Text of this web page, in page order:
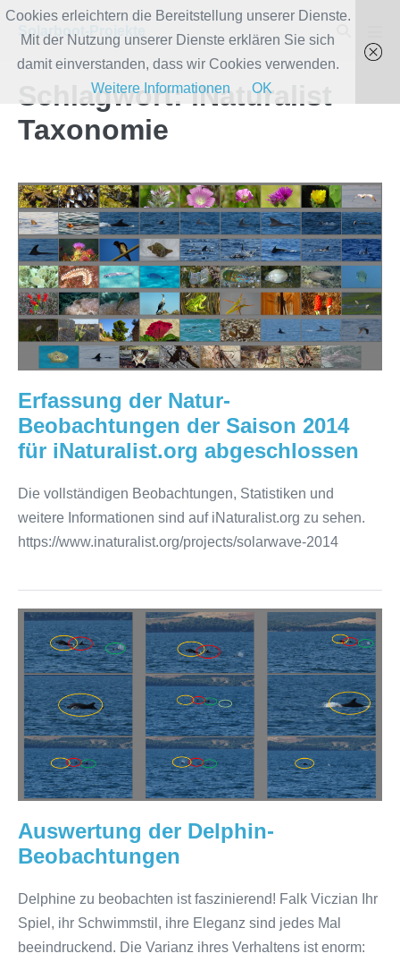
Zum
Inhalt
springen
Solarboot-Projekte
Schalter
Schlagwort:iNaturalist
Taxonomie
Erfassung
der
Natur-
Beobachtungen
der
Saison
2014
abgeschlossen
Erfassung der Natur-
Beobachtungen der Saison 2014
für iNaturalist.org abgeschlossen
Die vollständigen Beobachtungen, Statistiken und
weitere Informationen sind auf iNaturalist.org zu sehen.
https://www.inaturalist.org/projects/solarwave-2014
Auswertung
der
Delphin-
Beobachtungen
Auswertung der Delphin-
Beobachtungen
Delphine zu beobachten ist faszinierend! Falk Viczian Ihr
Spiel, ihr Schwimmstil, ihre Eleganz sind jedes Mal
beeindruckend. Die Varianz ihres Verhaltens ist enorm:
Cookies erleichtern die Bereitstellung unserer Dienste.
Mit der Nutzung unserer Dienste erklären Sie sich
damit einverstanden, dass wir Cookies verwenden.
Weitere Informationen
OK